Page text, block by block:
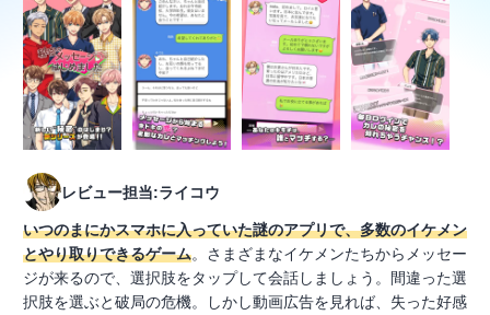
レビュー担当:ライコウ
いつのまにかスマホに入っていた謎のアプリで、多数のイケメン
とやり取りできるゲーム。さまざまなイケメンたちからメッセー
ジが来るので、選択肢をタップして会話しましょう。間違った選
択肢を選ぶと破局の危機。しかし動画広告を見れば、失った好感